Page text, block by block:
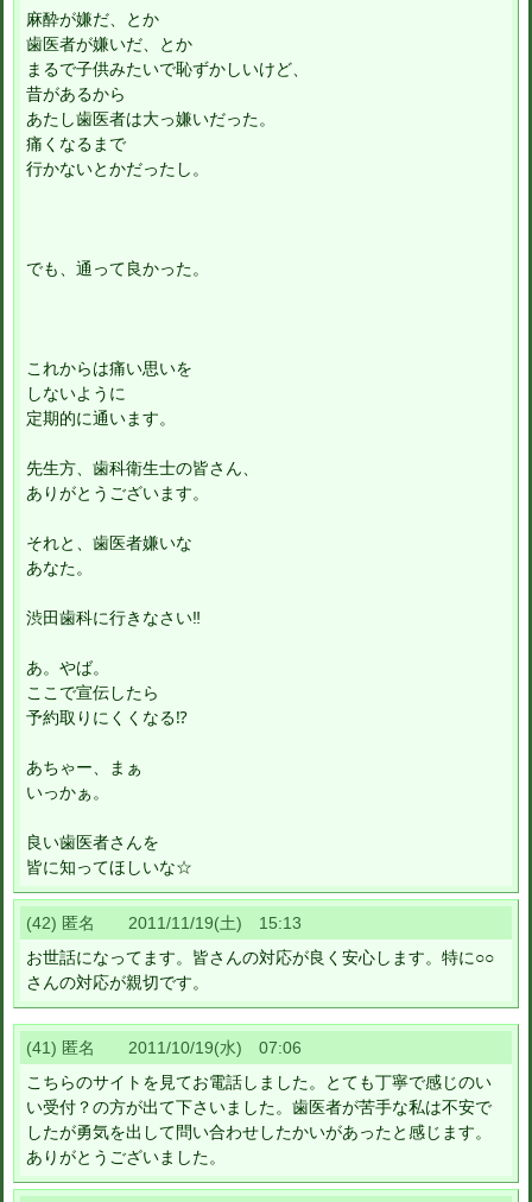
麻酔が嫌だ、とか
歯医者が嫌いだ、とか
まるで子供みたいで恥ずかしいけど、
昔があるから
あたし歯医者は大っ嫌いだった。
痛くなるまで
行かないとかだったし。
でも、通って良かった。
これからは痛い思いを
しないように
定期的に通います。
先生方、歯科衛生士の皆さん、
ありがとうございます。
それと、歯医者嫌いな
あなた。
渋田歯科に行きなさい‼
あ。やば。
ここで宣伝したら
予約取りにくくなる⁉
あちゃー、まぁ
いっかぁ。
良い歯医者さんを
皆に知ってほしいな☆
(42) 匿名 2011/11/19(土) 15:13
お世話になってます。皆さんの対応が良く安心します。特に○○
さんの対応が親切です。
(41) 匿名 2011/10/19(水) 07:06
こちらのサイトを見てお電話しました。とても丁寧で感じのい
い受付？の方が出て下さいました。歯医者が苦手な私は不安で
したが勇気を出して問い合わせしたかいがあったと感じます。
ありがとうございました。